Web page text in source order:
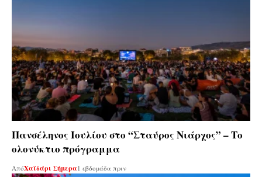
Πανσέληνος Ιουλίου στο “Σταύρος Νιάρχος” – Το
ολονύκτιο πρόγραμμα
ΑπόΧαϊδάρι Σήμερα1 εβδομάδα πριν